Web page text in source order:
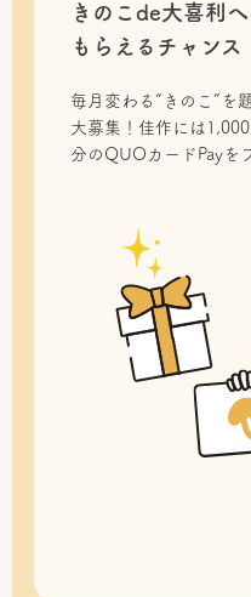
きのこde大喜利
もらえるチャンス
毎月変わる“きのこ”を
大募集！佳作には
分のQUOカードPayを